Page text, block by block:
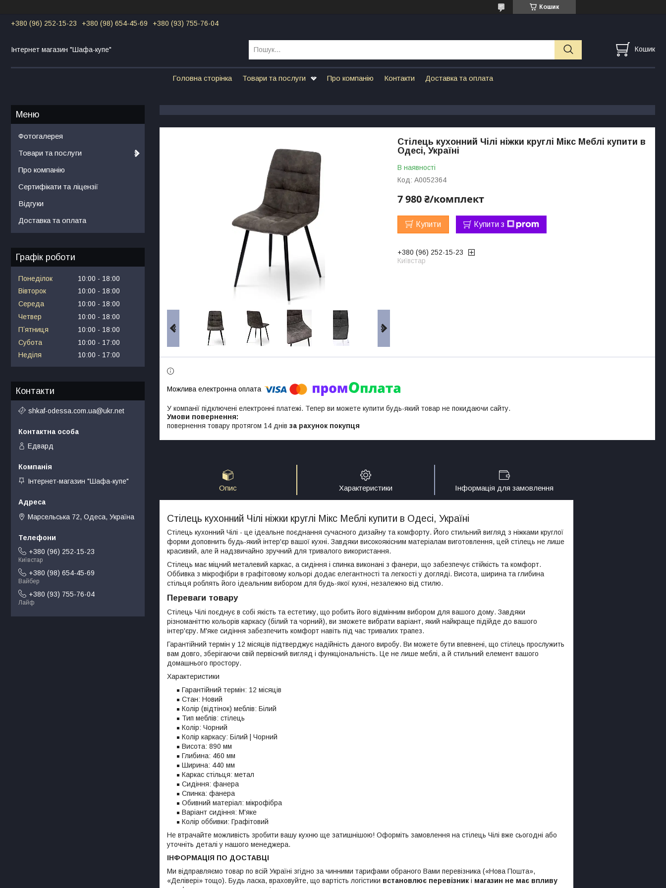
Кошик
+380 (96) 252-15-23 +380 (98) 654-45-69 +380 (93) 755-76-04
Інтернет магазин "Шафа-купе" Кошик
Головна сторінка Товари та послуги Про компанію Контакти Доставка та оплата
Стілець кухонний Чілі ніжки круглі Мікс Меблі купити в
Одесі, Україні
В наявності
Код: А0052364
7 980 ₴/комплект
Купити Купити з
+380 (96) 252-15-23
Київстар
У компанії підключені електронні платежі. Тепер ви можете купити будь-який товар не покидаючи сайту.
повернення товару протягом 14 днів за рахунок покупця
Опис Характеристики Інформація для замовлення
Стілець кухонний Чілі ніжки круглі Мікс Меблі купити в Одесі, Україні
Стілець кухонний Чілі - це ідеальне поєднання сучасного дизайну та комфорту. Його стильний вигляд з ніжками круглої
форми доповнить будь-який інтер'єр вашої кухні. Завдяки високоякісним матеріалам виготовлення, цей стілець не лише
красивий, але й надзвичайно зручний для тривалого використання.
Стілець має міцний металевий каркас, а сидіння і спинка виконані з фанери, що забезпечує стійкість та комфорт.
Оббивка з мікрофібри в графітовому кольорі додає елегантності та легкості у догляді. Висота, ширина та глибина
стільця роблять його ідеальним вибором для будь-якої кухні, незалежно від стилю.
Переваги товару
Стілець Чілі поєднує в собі якість та естетику, що робить його відмінним вибором для вашого дому. Завдяки
різноманіттю кольорів каркасу (білий та чорний), ви зможете вибрати варіант, який найкраще підійде до вашого
інтер'єру. М'яке сидіння забезпечить комфорт навіть під час тривалих трапез.
Гарантійний термін у 12 місяців підтверджує надійність даного виробу. Ви можете бути впевнені, що стілець прослужить
вам довго, зберігаючи свій первісний вигляд і функціональність. Це не лише меблі, а й стильний елемент вашого
домашнього простору.
Характеристики
Гарантійний термін: 12 місяців
Стан: Новий
Колір (відтінок) меблів: Білий
Тип меблів: стілець
Колір: Чорний
Колір каркасу: Білий | Чорний
Висота: 890 мм
Глибина: 460 мм
Ширина: 440 мм
Каркас стільця: метал
Сидіння: фанера
Спинка: фанера
Обивний матеріал: мікрофібра
Варіант сидіння: М'яке
Колір оббивки: Графітовий
Не втрачайте можливість зробити вашу кухню ще затишнішою! Оформіть замовлення на стілець Чілі вже сьогодні або
уточніть деталі у нашого менеджера.
ІНФОРМАЦІЯ ПО ДОСТАВЦІ
Ми відправляємо товар по всій Україні згідно за чинними тарифами обраного Вами перевізника («Нова Пошта»,
«Делівері» тощо). Будь ласка, враховуйте, що вартість логістики встановлює перевізник і магазин не має впливу
Фотогалерея
Товари та послуги
Про компанію
Сертифікати та ліцензії
Відгуки
Доставка та оплата
Графік роботи
Понеділок 10:00
18:00
Вівторок
10:00
18:00
Середа
10:00
18:00
Четвер
10:00
18:00
Пʼятниця
10:00
18:00
Субота
10:00
17:00
Неділя
10:00 17:00
Контакти
shkaf-odessa.com.ua@ukr.net
Едвард
Інтернет-магазин "Шафа-купе"
Марсельська 72, Одеса, Україна
+380 (96) 252-15-23
Київстар
+380 (98) 654-45-69
Вайбер
+380 (93) 755-76-04
Лайф